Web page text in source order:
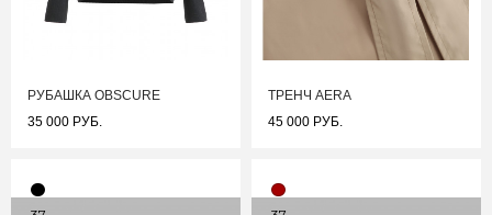
РУБАШКА OBSCURE
35 000 РУБ.
ТРЕНЧ AERA
45 000 РУБ.